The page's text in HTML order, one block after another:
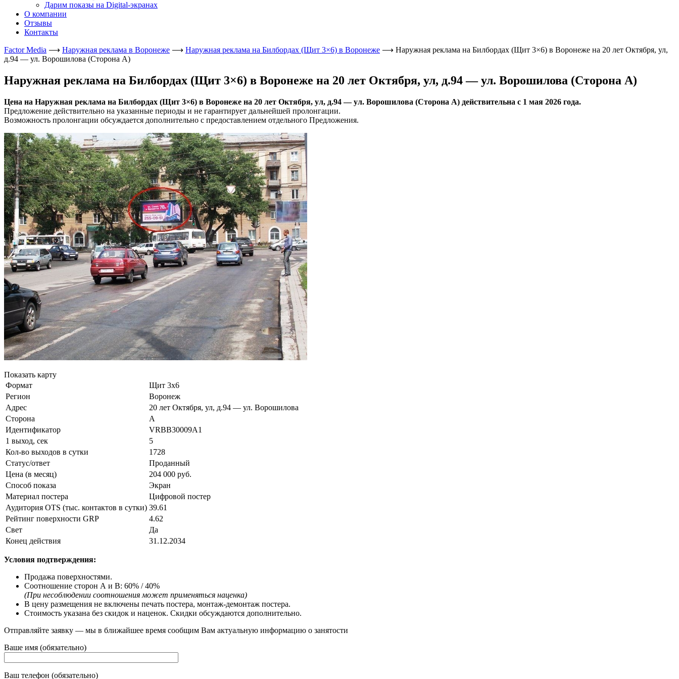
Дарим показы на Digital-экранах
О компании
Отзывы
Контакты
Factor Media ⟶ Наружная реклама в Воронеже ⟶ Наружная реклама на Билбордах (Щит 3×6) в Воронеже ⟶ Наружная реклама на Билбордах (Щит 3×6) в Воронеже на 20 лет Октября, ул,
д.94 — ул. Ворошилова (Сторона А)
Наружная реклама на Билбордах (Щит 3×6) в Воронеже на 20 лет Октября, ул, д.94 — ул. Ворошилова (Сторона А)
Цена на Наружная реклама на Билбордах (Щит 3×6) в Воронеже на 20 лет Октября, ул, д.94 — ул. Ворошилова (Сторона А) действительна с 1 мая 2026 года.
Предложение действительно на указанные периоды и не гарантирует дальнейшей пролонгации.
Возможность пролонгации обсуждается дополнительно с предоставлением отдельного Предложения.
Показать карту
Формат
Щит 3х6
Регион
Воронеж
Адрес
20 лет Октября, ул, д.94 — ул. Ворошилова
Сторона
А
Идентификатор
VRBB30009А1
1 выход, сек
5
Кол-во выходов в сутки
1728
Статус/ответ
Проданный
Цена (в месяц)
204 000 руб.
Способ показа
Экран
Материал постера
Цифровой постер
Аудитория OTS (тыс. контактов в сутки) 39.61
Рейтинг поверхности GRP
4.62
Свет
Да
Конец действия
31.12.2034
Условия подтверждения:
Продажа поверхностями.
Соотношение сторон А и В: 60% / 40%
(При несоблюдении соотношения может применяться наценка)
В цену размещения не включены печать постера, монтаж-демонтаж постера.
Стоимость указана без скидок и наценок. Скидки обсуждаются дополнительно.
Отправляйте заявку — мы в ближайшее время сообщим Вам актуальную информацию о занятости
Ваше имя (обязательно)
Ваш телефон (обязательно)